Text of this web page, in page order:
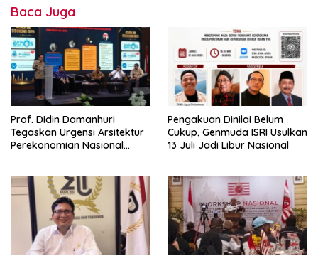
Baca Juga
Prof. Didin Damanhuri
Tegaskan Urgensi Arsitektur
Perekonomian Nasional
Nasional
Pengakuan Dinilai Belum
Cukup, Genmuda ISRI Usulkan
13 Juli Jadi Libur Nasional